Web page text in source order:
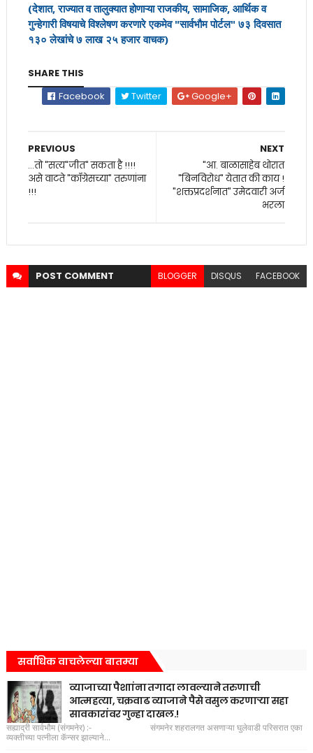
(देशात, राज्यात व तालुक्यात होणाऱ्या राजकीय, सामाजिक, आर्थिक व
गुन्हेगारी विषयाचे विश्लेषण करणारे एकमेव "सार्वभौम पोर्टल" ७३ दिवसात
१३० लेखांचे ७ लाख २५ हजार वाचक)
SHARE THIS
Facebook
Twitter Google+
NEXT
"आ. बाळासाहेब थोरात
"बिनविरोध" येतात की काय !
"शक्तप्रदर्शनात" उमेदवारी अर्ज
भरला
PREVIOUS
...तो "सत्य"जीत" सकता है !!!!
असे वाटते "काँग्रेसच्या" तरुणांना
!!!
POST COMMENT BLOGGER DISQUS FACEBOOK
सर्वाधिक वाचलेल्या बातम्या
व्याजाच्या पैशाांना तगादा लावल्याने तरुणाची
आत्महत्या, चक्रवाढ व्याजाने पैसे वसुल करणाऱ्या सहा
सावकारांवर गुन्हा दाखल.!
सह्याद्री सार्वभौम (संगमनेर) :- संगमनेर शहरालगत असणाऱ्या घुलेवाडी परिसरात एका
व्यक्तीच्या पत्नीला कॅन्सर झाल्याने...